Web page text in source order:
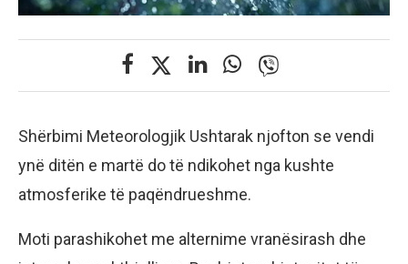
Shërbimi Meteorologjik Ushtarak njofton se vendi
ynë ditën e martë do të ndikohet nga kushte
atmosferike të paqëndrueshme.
Moti parashikohet me alternime vranësirash dhe